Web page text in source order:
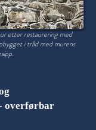
etter restaurering med
i tråd med murens
overførbar